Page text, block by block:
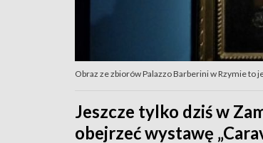
Obraz ze zbiorów Palazzo Barberini w Rzymie to
Jeszcze tylko dziś w
obejrzeć wystawę